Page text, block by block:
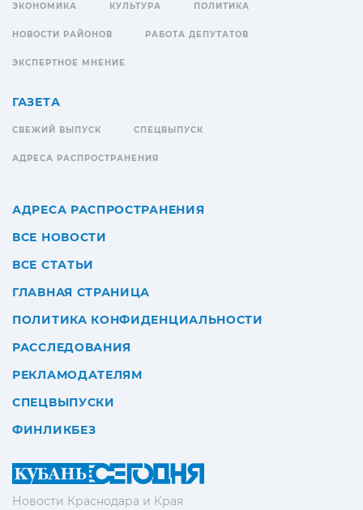
Новости Краснодара и Края
ЭКОНОМИКА КУЛЬТУРА ПОЛИТИКА
НОВОСТИ РАЙОНОВ РАБОТА ДЕПУТАТОВ
ЭКСПЕРТНОЕ МНЕНИЕ
ГАЗЕТА
СВЕЖИЙ ВЫПУСК СПЕЦВЫПУСК
АДРЕСА РАСПРОСТРАНЕНИЯ
АДРЕСА РАСПРОСТРАНЕНИЯ
ВСЕ НОВОСТИ
ВСЕ СТАТЬИ
ГЛАВНАЯ СТРАНИЦА
ПОЛИТИКА КОНФИДЕНЦИАЛЬНОСТИ
РАССЛЕДОВАНИЯ
РЕКЛАМОДАТЕЛЯМ
СПЕЦВЫПУСКИ
ФИНЛИКБЕЗ